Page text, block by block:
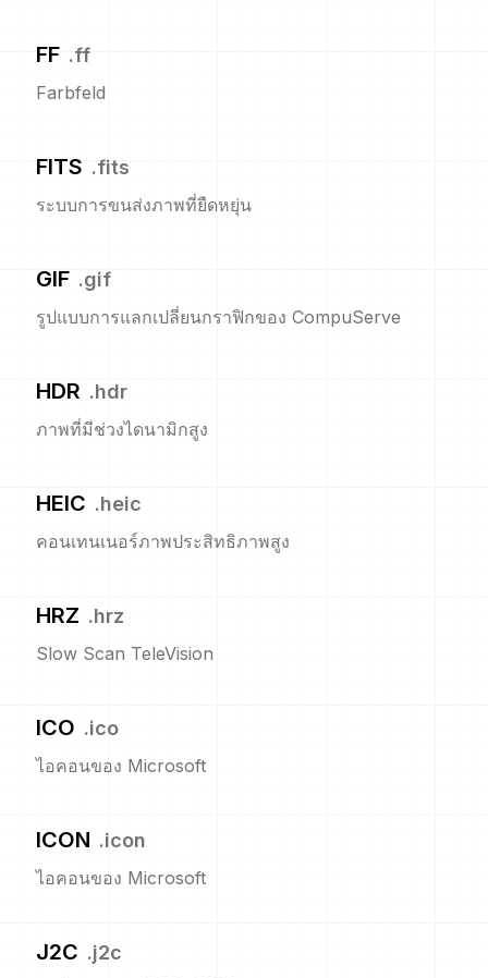
FF .ff
Farbfeld
FITS .fits
ระบบการขนส่งภาพที่ยืดหยุ่น
GIF .gif
รูปแบบการแลกเปลี่ยนกราฟิกของ CompuServe
HDR .hdr
ภาพที่มีช่วงไดนามิกสูง
HEIC .heic
คอนเทนเนอร์ภาพประสิทธิภาพสูง
HRZ .hrz
Slow Scan TeleVision
ICO .ico
ไอคอนของ Microsoft
ICON .icon
ไอคอนของ Microsoft
J2C .j2c